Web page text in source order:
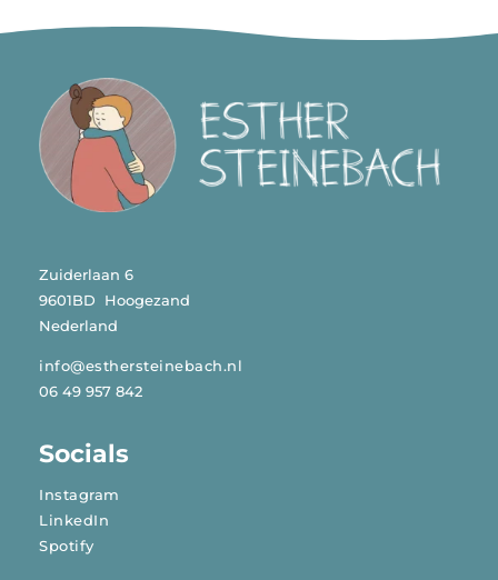
Zuiderlaan 6
9601BD Hoogezand
Nederland
info@esthersteinebach.nl
06 49 957 842
Socials
Instagram
LinkedIn
Spotify